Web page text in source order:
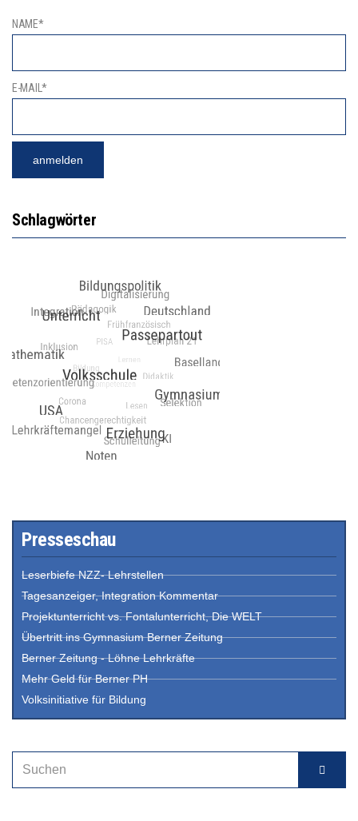
NAME*
E-MAIL*
Schlagwörter
Presseschau
Leserbiefe NZZ- Lehrstellen
Tagesanzeiger, Integration Kommentar
Projektunterricht vs. Fontalunterricht, Die WELT
Übertritt ins Gymnasium Berner Zeitung
Berner Zeitung - Löhne Lehrkräfte
Mehr Geld für Berner PH
Volksinitiative für Bildung